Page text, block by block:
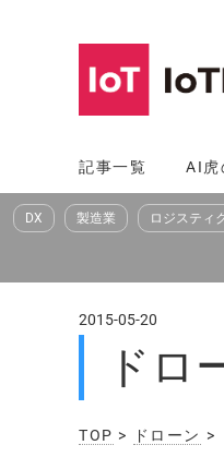
へ
ス
記事一覧 AI虎
DX 製造業 ロジスティ
2015-05-20
ドロ
TOP > ドローン >